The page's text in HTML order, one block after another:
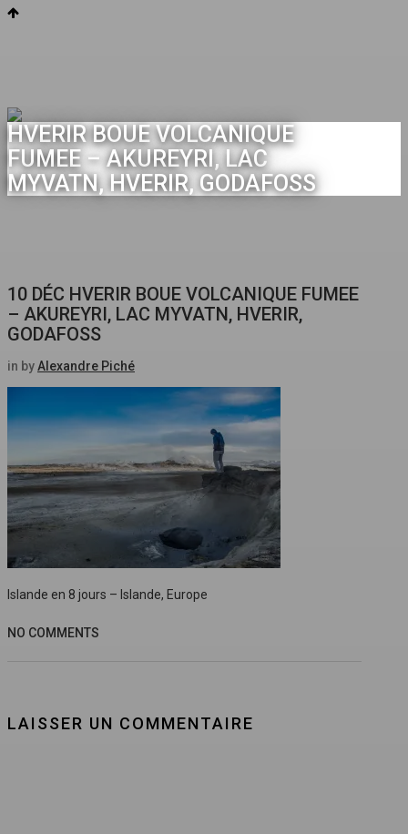
HVERIR BOUE VOLCANIQUE
FUMEE – AKUREYRI, LAC
MYVATN, HVERIR, GODAFOSS
10 DÉC HVERIR BOUE VOLCANIQUE FUMEE
– AKUREYRI, LAC MYVATN, HVERIR,
GODAFOSS
in byAlexandre Piché
Islande en 8 jours – Islande, Europe
NO COMMENTS
LAISSER UN COMMENTAIRE